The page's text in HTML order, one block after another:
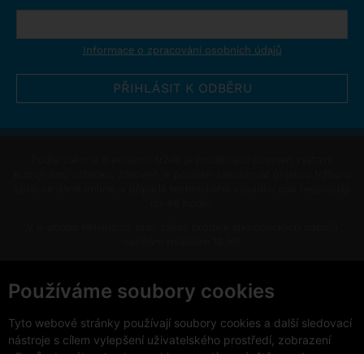
Používáme soubory cookies
Tyto webové stránky používají soubory cookies a další sledovací
nástroje s cílem vylepšení uživatelského prostředí, zobrazení
Informace o zpracování osobních údajů
Změnit nastavení cookies